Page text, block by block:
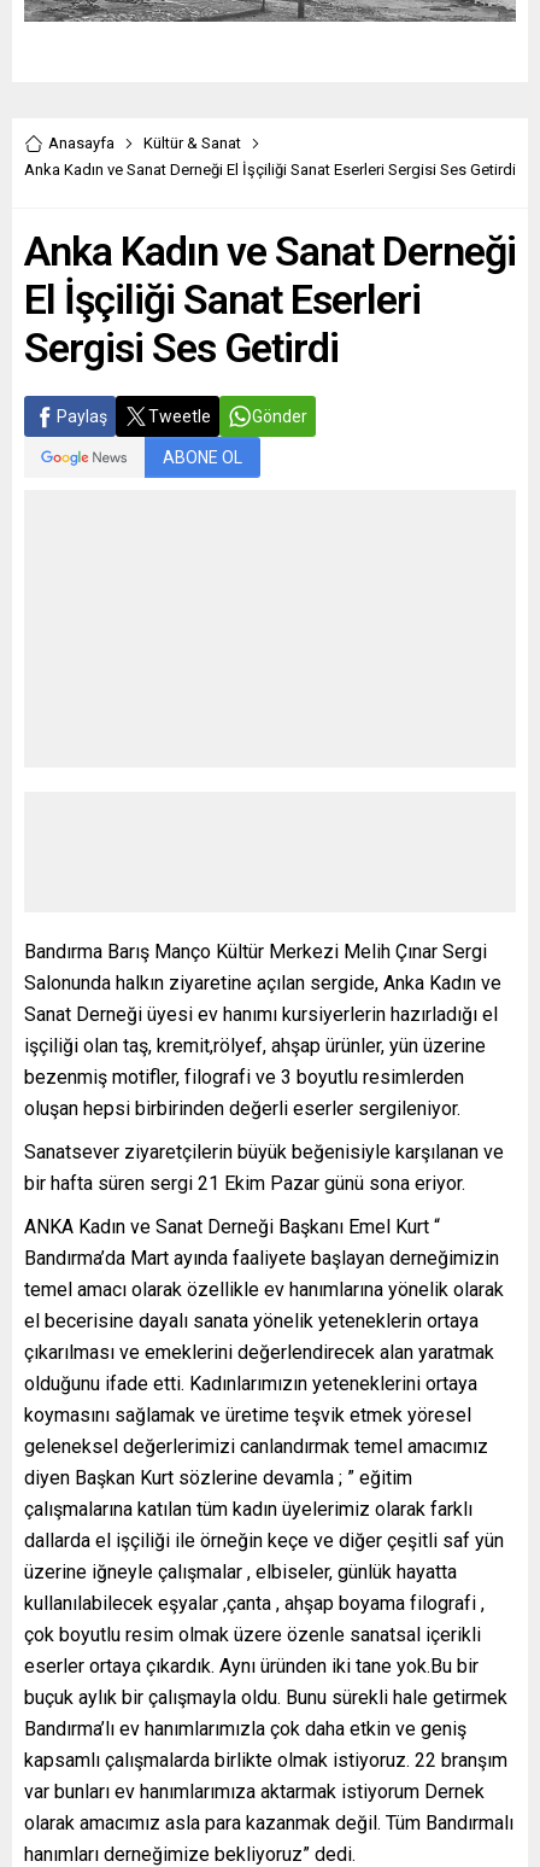
Anasayfa
Kültür & Sanat
Anka Kadın ve Sanat Derneği El İşçiliği Sanat Eserleri Sergisi Ses Getirdi
Anka Kadın ve Sanat Derneği
El İşçiliği Sanat Eserleri
Sergisi Ses Getirdi
Paylaş Tweetle Gönder
ABONE OL
Bandırma Barış Manço Kültür Merkezi Melih Çınar Sergi
Salonunda halkın ziyaretine açılan sergide, Anka Kadın ve
Sanat Derneği üyesi ev hanımı kursiyerlerin hazırladığı el
işçiliği olan taş, kremit,rölyef, ahşap ürünler, yün üzerine
bezenmiş motifler, filografi ve 3 boyutlu resimlerden
oluşan hepsi birbirinden değerli eserler sergileniyor.
Sanatsever ziyaretçilerin büyük beğenisiyle karşılanan ve
bir hafta süren sergi 21 Ekim Pazar günü sona eriyor.
ANKA Kadın ve Sanat Derneği Başkanı Emel Kurt “
Bandırma’da Mart ayında faaliyete başlayan derneğimizin
temel amacı olarak özellikle ev hanımlarına yönelik olarak
el becerisine dayalı sanata yönelik yeteneklerin ortaya
çıkarılması ve emeklerini değerlendirecek alan yaratmak
olduğunu ifade etti. Kadınlarımızın yeteneklerini ortaya
koymasını sağlamak ve üretime teşvik etmek yöresel
geleneksel değerlerimizi canlandırmak temel amacımız
diyen Başkan Kurt sözlerine devamla ; ” eğitim
çalışmalarına katılan tüm kadın üyelerimiz olarak farklı
dallarda el işçiliği ile örneğin keçe ve diğer çeşitli saf yün
üzerine iğneyle çalışmalar , elbiseler, günlük hayatta
kullanılabilecek eşyalar ,çanta , ahşap boyama filografi ,
çok boyutlu resim olmak üzere özenle sanatsal içerikli
eserler ortaya çıkardık. Aynı üründen iki tane yok.Bu bir
buçuk aylık bir çalışmayla oldu. Bunu sürekli hale getirmek
Bandırma’lı ev hanımlarımızla çok daha etkin ve geniş
kapsamlı çalışmalarda birlikte olmak istiyoruz. 22 branşım
var bunları ev hanımlarımıza aktarmak istiyorum Dernek
olarak amacımız asla para kazanmak değil. Tüm Bandırmalı
hanımları derneğimize bekliyoruz” dedi.